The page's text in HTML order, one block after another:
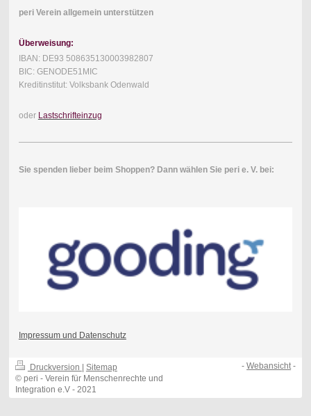
peri Verein allgemein unterstützen
Überweisung:
IBAN: DE93 508635130003982807
BIC: GENODE51MIC
Kreditinstitut: Volksbank Odenwald
oder Lastschrifteinzug
Sie spenden lieber beim Shoppen? Dann wählen Sie peri e. V. bei:
Impressum und Datenschutz
Druckversion | Sitemap
© peri - Verein für Menschenrechte und
Integration e.V - 2021
-Webansicht -